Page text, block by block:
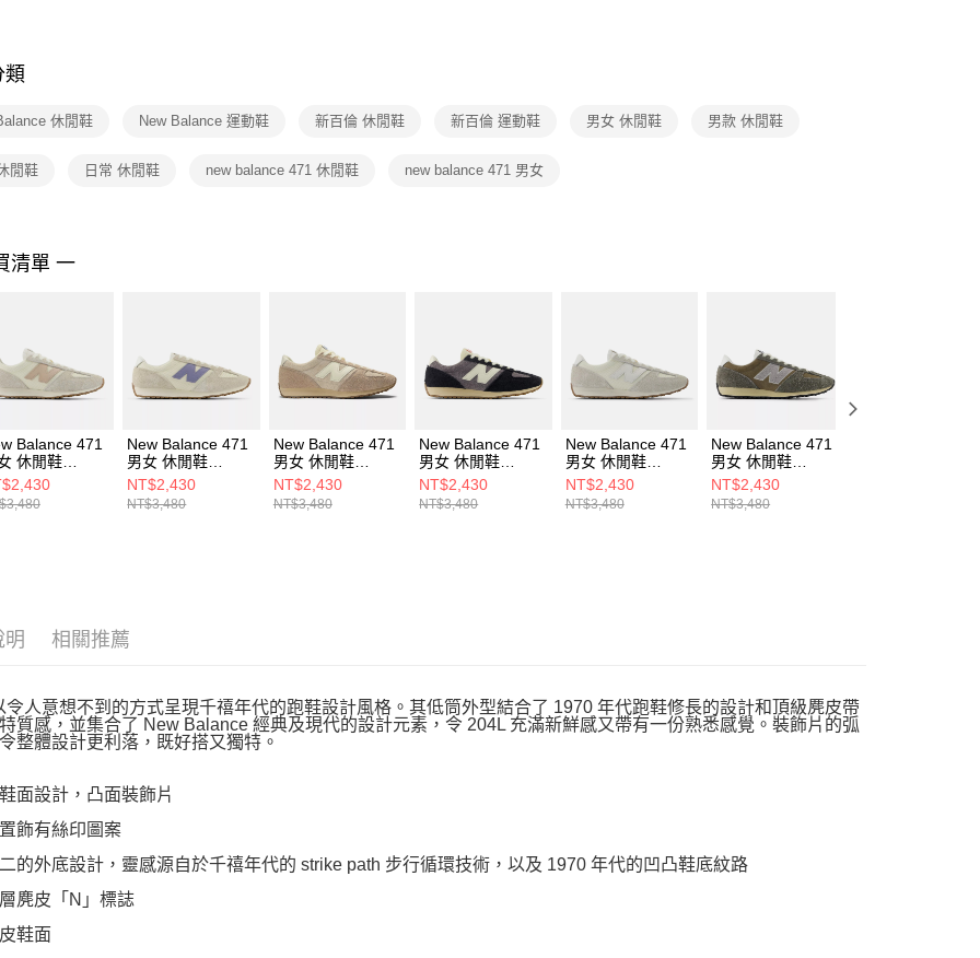
１．透過由恩沛科技股份有限公司提供之「AFTEE先享後付」服務完成之
交易，需依本服務之必要範圍內提供個人資料，並將交易相關給付款項請
２．關於個人資料處理事宜，請瀏覽以下網址：
形，恩沛科技股份有限公司將有權停止該用戶之使用額度並採取法律行
動。
類
休閒鞋 New Balance 運動鞋 新百倫 休閒鞋 新百倫 運動鞋 男女 休閒鞋 男款 休閒鞋
閒鞋 日常 休閒鞋 new balance 471 休閒鞋 new balance 471 男女
清單 一
Balance 471
休閒鞋
D
New Balance 471
男女 休閒鞋
U471AA-D
NT$2,430
NT$3,480
New Balance 471
男女 休閒鞋
U471PSC-D
NT$2,430
NT$3,480
New Balance 471
男女 休閒鞋
U471PSD-D
NT$2,430
NT$3,480
New Balance 471
男女 休閒鞋
U471KAB-D
NT$2,430
NT$3,480
New Balance 471
男女 休閒鞋
U4717CF-D
NT$2,430
NT$3,480
明 相關推薦
令人意想不到的方式呈現千禧年代的跑鞋設計風格。其低筒外型結合了 1970 年代跑鞋修長的設計和頂級麂皮帶
質感，並集合了 New Balance 經典及現代的設計元素，令 204L 充滿新鮮感又帶有一份熟悉感覺。裝飾片的弧
整體設計更利落，既好搭又獨特。
面設計，凸面裝飾片
飾有絲印圖案
的外底設計，靈感源自於千禧年代的 strike path 步行循環技術，以及 1970 年代的凹凸鞋底紋路
麂皮「N」標誌
鞋面